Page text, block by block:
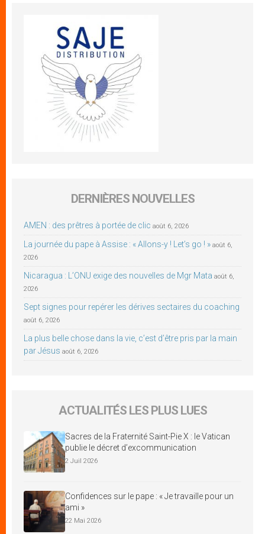
DERNIÈRES NOUVELLES
AMEN : des prêtres à portée de clic août 6, 2026
La journée du pape à Assise : « Allons-y ! Let’s go ! » août 6,
2026
Nicaragua : L’ONU exige des nouvelles de Mgr Mata août 6,
2026
Sept signes pour repérer les dérives sectaires du coaching
août 6, 2026
La plus belle chose dans la vie, c’est d’être pris par la main
par Jésus août 6, 2026
ACTUALITÉS LES PLUS LUES
Sacres de la Fraternité Saint-Pie X : le Vatican
publie le décret d’excommunication
2 Juil 2026
Confidences sur le pape : « Je travaille pour un
ami »
22 Mai 2026